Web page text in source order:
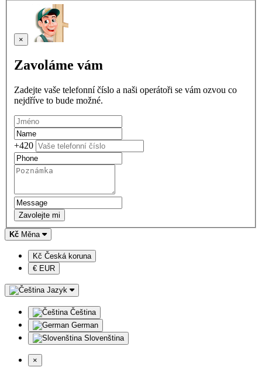
×
Zavoláme vám
Zadejte vaše telefonní číslo a naši operátoři se vám ozvou co
nejdříve to bude možné.
+420
Zavolejte mi
Kč Měna
Kč Česká koruna
€ EUR
Jazyk
Čeština
German
Slovenština
×